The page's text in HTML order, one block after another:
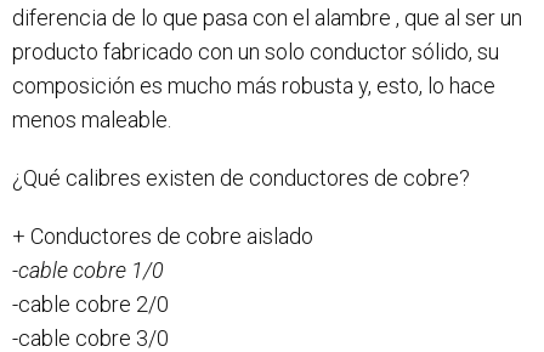
diferencia de lo que pasa con el alambre , que al ser un
producto fabricado con un solo conductor sólido, su
composición es mucho más robusta y, esto, lo hace
menos maleable.
¿Qué calibres existen de conductores de cobre?
+ Conductores de cobre aislado
-cable cobre 1/0
-cable cobre 2/0
-cable cobre 3/0